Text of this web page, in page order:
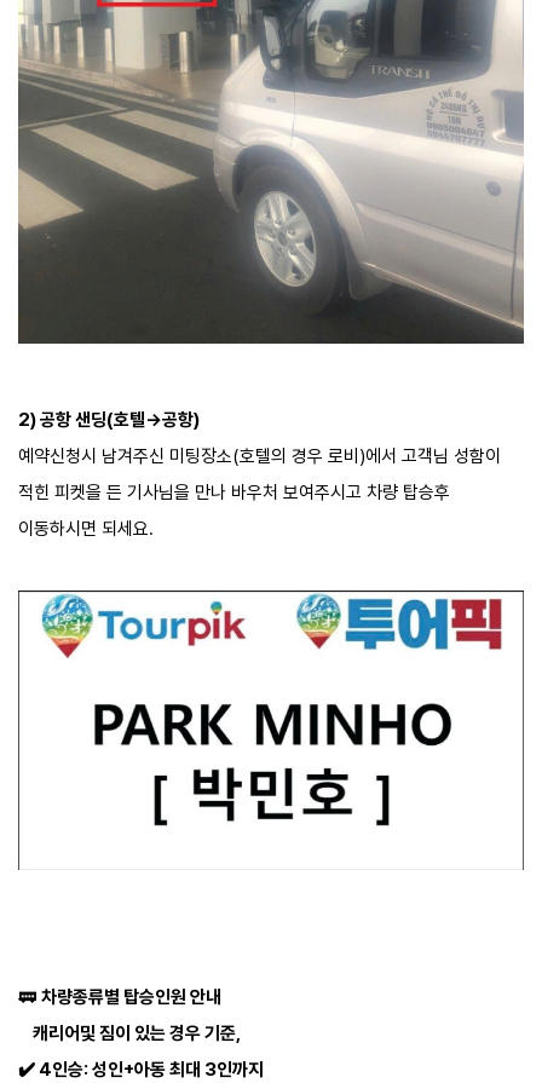
2) 공항 샌딩(호텔->공항)
예약신청시 남겨주신 미팅장소(호텔의 경우 로비)에서 고객님 성함이
적힌 피켓을 든 기사님을 만나 바우처 보여주시고 차량 탑승후
이동하시면 되세요.
🚃 차량종류별 탑승인원 안내
캐리어및 짐이 있는 경우 기준,
✔️ 4인승: 성인+아동 최대 3인까지